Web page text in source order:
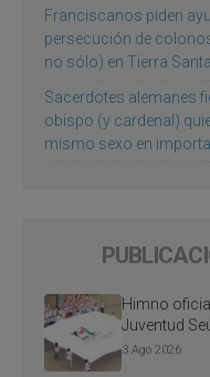
Franciscanos piden
persecución de
no sólo) en Tierra Santa
Sacerdotes alemanes
obispo (y cardenal)
mismo sexo en
Himno
Juventud
3 Ago 2026